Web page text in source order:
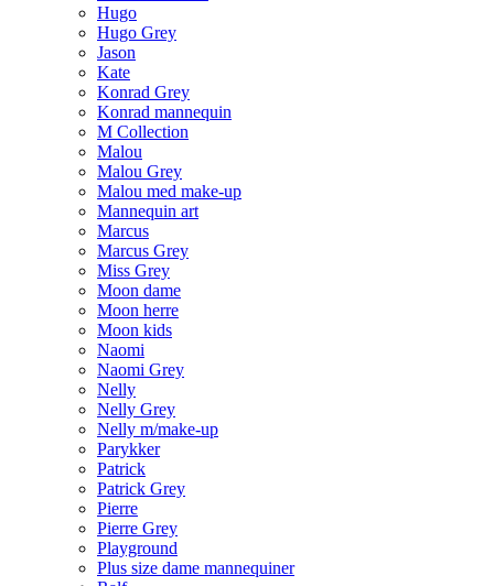
Hugo
Hugo Grey
Jason
Kate
Konrad Grey
Konrad mannequin
M Collection
Malou
Malou Grey
Malou med make-up
Mannequin art
Marcus
Marcus Grey
Miss Grey
Moon dame
Moon herre
Moon kids
Naomi
Naomi Grey
Nelly
Nelly Grey
Nelly m/make-up
Parykker
Patrick
Patrick Grey
Pierre
Pierre Grey
Playground
Plus size dame mannequiner